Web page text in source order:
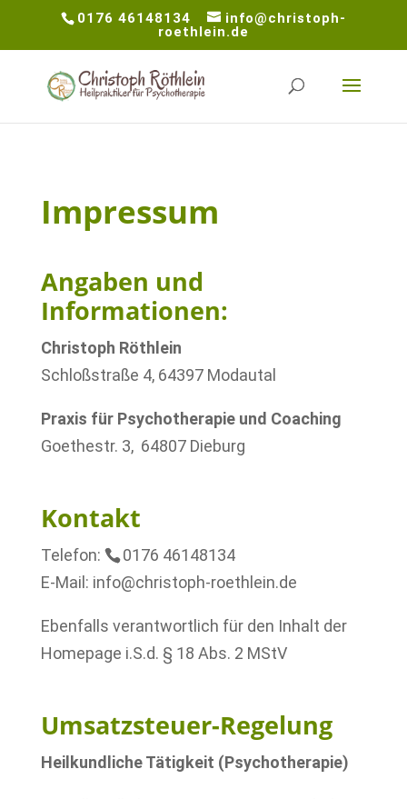
0176 46148134
info@christoph-
roethlein.de
Impressum
Angaben und
Informationen:
Christoph Röthlein
Schloßstraße 4, 64397 Modautal
Praxis für Psychotherapie und Coaching
Goethestr. 3, 64807 Dieburg
Kontakt
Telefon:
0176 46148134
E-Mail: info@christoph-roethlein.de
Ebenfalls verantwortlich für den Inhalt der
Homepage i.S.d. § 18 Abs. 2 MStV
Umsatzsteuer-Regelung
Heilkundliche Tätigkeit (Psychotherapie)